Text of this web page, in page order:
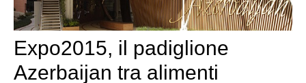
Expo2015, il padiglione
Azerbaijan tra alimenti